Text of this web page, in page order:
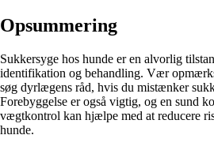
Opsummering
Sukkersyge hos hunde er en alvorlig
identifikation og behandling. Vær
søg dyrlægens råd, hvis du mistænker
Forebyggelse er også vigtig, og en sund
vægtkontrol kan hjælpe med at reducere
hunde.